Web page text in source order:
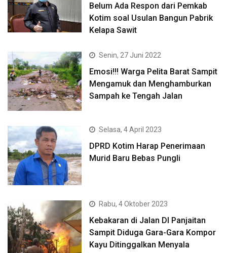
Belum Ada Respon dari Pemkab
Kotim soal Usulan Bangun Pabrik
Kelapa Sawit
Senin, 27 Juni 2022
Emosi!!! Warga Pelita Barat Sampit
Mengamuk dan Menghamburkan
Sampah ke Tengah Jalan
Selasa, 4 April 2023
DPRD Kotim Harap Penerimaan
Murid Baru Bebas Pungli
Rabu, 4 Oktober 2023
Kebakaran di Jalan DI Panjaitan
Sampit Diduga Gara-Gara Kompor
Kayu Ditinggalkan Menyala